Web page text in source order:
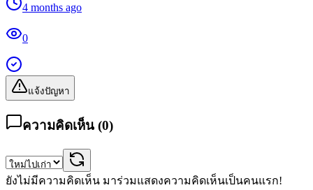
4 months ago
0
แจ้งปัญหา
ความคิดเห็น (0)
ยังไม่มีความคิดเห็น มาร่วมแสดงความคิดเห็นเป็นคนแรก!